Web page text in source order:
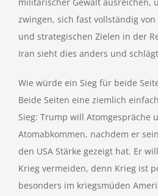
militärischer Gewalt ausreichen,
zwingen, sich fast vollständig
und strategischen Zielen in der
Iran sieht dies anders und
Wie würde ein Sieg für beide
Beide Seiten eine ziemlich
Sieg: Trump will Atomgespräche
Atomabkommen, nachdem er
den USA Stärke gezeigt hat. Er
Krieg vermeiden, denn Krieg ist
besonders im kriegsmüden